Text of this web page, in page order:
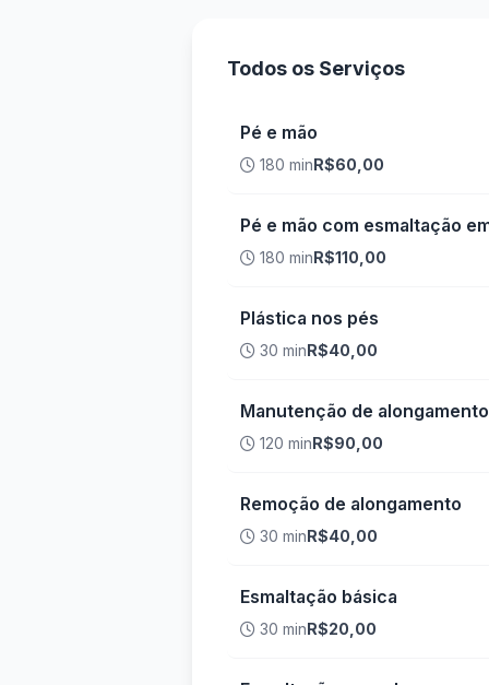
Todos os Serviços
Pé e mão
180 minR$60,00
Pé e mão com esmaltação
180 minR$110,00
Plástica nos pés
30 minR$40,00
Manutenção de alongamento
120 minR$90,00
Remoção de alongamento
30 minR$40,00
Esmaltação básica
30 minR$20,00